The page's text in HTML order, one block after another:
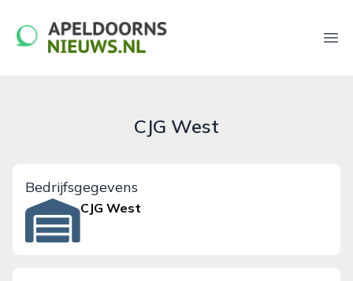
apeldoornsnieuws.nl
CJG West
Bedrijfsgegevens
CJG West